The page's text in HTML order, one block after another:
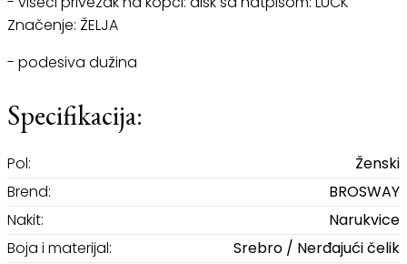
Značenje: ŽELJA
- podesiva dužina
Specifikacija:
Pol:
Ženski
Brend:
BROSWAY
Nakit:
Narukvice
Boja i materijal:
Srebro / Nerđajući čelik